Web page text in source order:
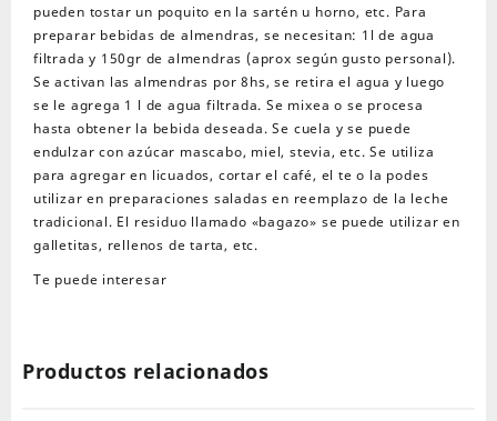
pueden tostar un poquito en la sartén u horno, etc. Para
preparar bebidas de almendras, se necesitan: 1l de agua
filtrada y 150gr de almendras (aprox según gusto personal).
Se activan las almendras por 8hs, se retira el agua y luego
se le agrega 1 l de agua filtrada. Se mixea o se procesa
hasta obtener la bebida deseada. Se cuela y se puede
endulzar con azúcar mascabo, miel, stevia, etc. Se utiliza
para agregar en licuados, cortar el café, el te o la podes
utilizar en preparaciones saladas en reemplazo de la leche
tradicional. El residuo llamado «bagazo» se puede utilizar en
galletitas, rellenos de tarta, etc.
Te puede interesar
Productos relacionados